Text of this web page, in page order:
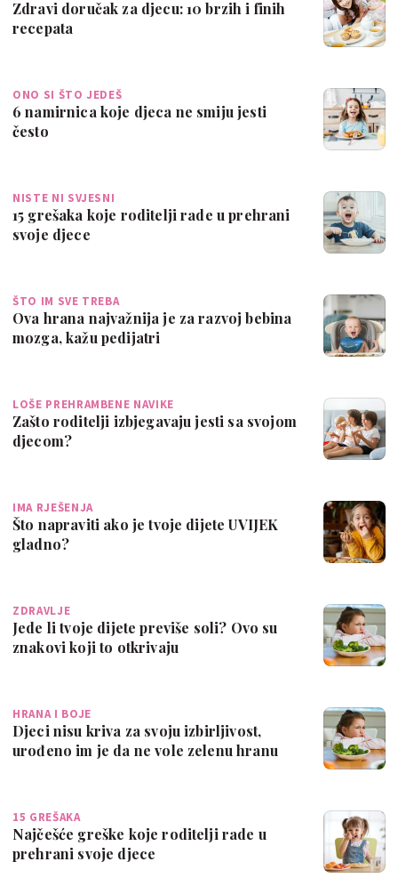
Zdravi doručak za djecu: 10 brzih i finih
recepata
ONO SI ŠTO JEDEŠ
6 namirnica koje djeca ne smiju jesti
često
NISTE NI SVJESNI
15 grešaka koje roditelji rade u prehrani
svoje djece
ŠTO IM SVE TREBA
Ova hrana najvažnija je za razvoj bebina
mozga, kažu pedijatri
LOŠE PREHRAMBENE NAVIKE
Zašto roditelji izbjegavaju jesti sa svojom
djecom?
IMA RJEŠENJA
Što napraviti ako je tvoje dijete UVIJEK
gladno?
ZDRAVLJE
Jede li tvoje dijete previše soli? Ovo su
znakovi koji to otkrivaju
HRANA I BOJE
Djeci nisu kriva za svoju izbirljivost,
urođeno im je da ne vole zelenu hranu
15 GREŠAKA
Najčešće greške koje roditelji rade u
prehrani svoje djece